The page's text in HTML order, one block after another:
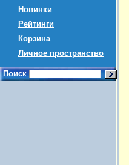
Новинки
Рейтинги
Корзина
Личное пространство
Поиск